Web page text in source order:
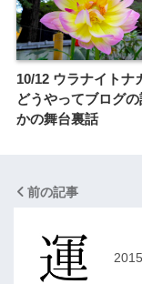
10/12 ウラナイトナ
どうやってブログ
かの舞台裏話
前の記事